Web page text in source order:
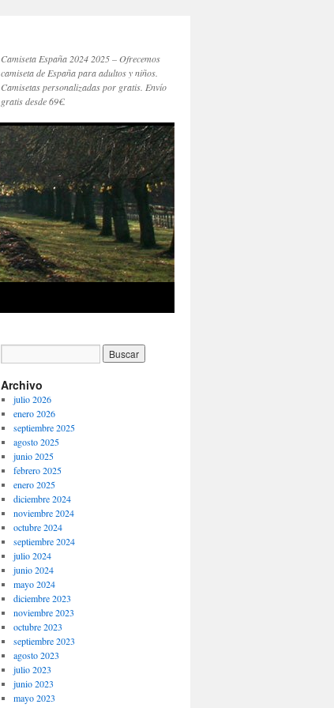
Camiseta España 2024 2025 – Ofrecemos
camiseta de España para adultos y niños.
Camisetas personalizadas por gratis. Envío
gratis desde 69€.
Archivo
julio 2026
enero 2026
septiembre 2025
agosto 2025
junio 2025
febrero 2025
enero 2025
diciembre 2024
noviembre 2024
octubre 2024
septiembre 2024
julio 2024
junio 2024
mayo 2024
diciembre 2023
noviembre 2023
octubre 2023
septiembre 2023
agosto 2023
julio 2023
junio 2023
mayo 2023